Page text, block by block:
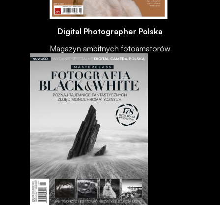
Digital Photographer Polska
Magazyn ambitnych fotoamatorów